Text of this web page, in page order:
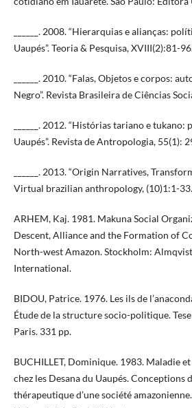
______. 2008. “Hierarquias e alianças:
Uaupés”. Teoria & Pesquisa, XVIII(2):81-
______. 2010. “Falas, Objetos e corpos:
Negro”. Revista Brasileira de Ciências
______. 2012. “Histórias tariano e
Uaupés”. Revista de Antropologia, 55(1):
______. 2013. “Origin Narratives,
Virtual brazilian anthropology, (10)1:1-33.
ARHEM, Kaj. 1981. Makuna Social
Descent, Alliance and the Formation of
North-west Amazon. Stockholm:
International.
BIDOU, Patrice. 1976. Les ils de
Étude de la structure socio-politique.
Paris. 331 pp.
BUCHILLET, Dominique. 1983. Maladie
chez les Desana du Uaupés. Conceptions
thérapeutique d’une société